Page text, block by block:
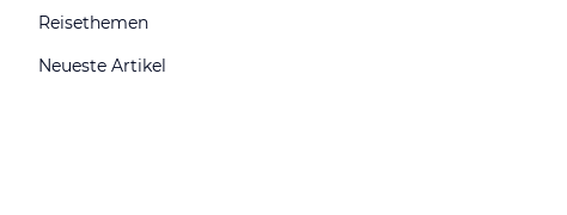
Reisethemen
Neueste Artikel